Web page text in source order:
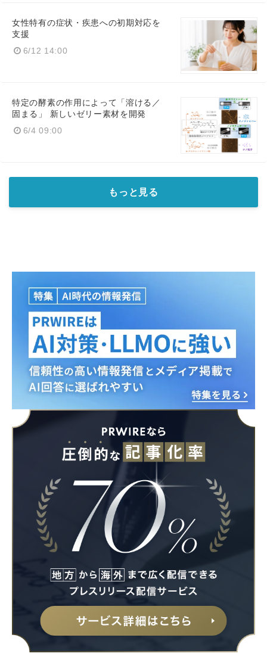
女性特有の症状・疾患への初期対応を
支援
6/12 14:00
特定の酵素の作用によって「溶ける／
固まる」 新しいゼリー素材を開発
6/4 09:00
もっと見る